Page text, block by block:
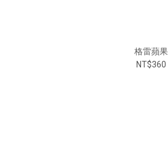
格雷蘋果
NT$360